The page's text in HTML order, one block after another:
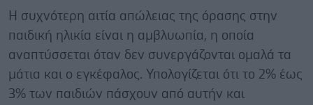
Η συχνότερη αιτία απώλειας της όρασης στην
παιδική ηλικία είναι η αμβλυωπία, η οποία
αναπτύσσεται όταν δεν συνεργάζονται ομαλά τα
μάτια και ο εγκέφαλος. Υπολογίζεται ότι το 2% έως
3% των παιδιών πάσχουν από αυτήν και